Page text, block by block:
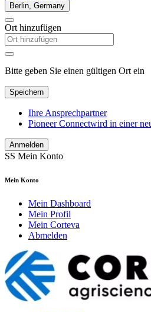
Berlin, Germany
Ort hinzufügen
Bitte geben Sie einen gültigen Ort ein
Speichern
Ihre Ansprechpartner
Pioneer Connectwird in einer
Anmelden
SS Mein Konto
Mein Konto
Mein Dashboard
Mein Profil
Mein Corteva
Abmelden